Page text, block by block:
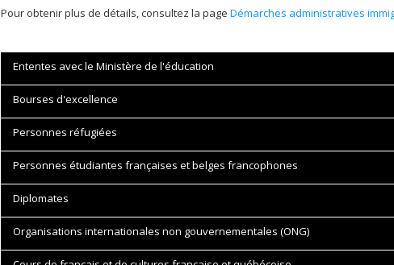
Pour obtenir plus de détails, consultez la page Démarches administratives
Ententes avec le Ministère de l'éducation
Bourses d'excellence
Personnes réfugiées
Personnes étudiantes françaises et belges francophones
Diplomates
Organisations internationales non gouvernementales (ONG)